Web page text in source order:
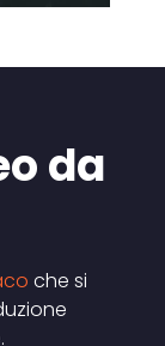
da
che si